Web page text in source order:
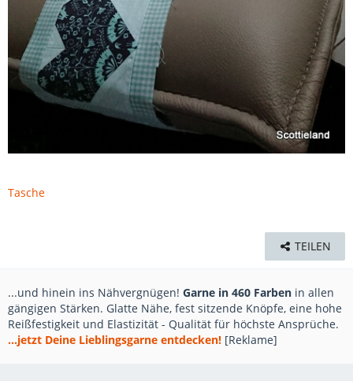
Tasche
TEILEN
...und hinein ins Nähvergnügen! Garne in 460 Farben in allen
gängigen Stärken. Glatte Nähe, fest sitzende Knöpfe, eine hohe
Reißfestigkeit und Elastizität - Qualität für höchste Ansprüche.
...jetzt Deine Lieblingsgarne entdecken! [Reklame]